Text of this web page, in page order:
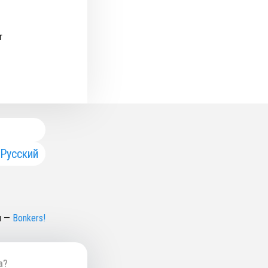
Русский
— Bonkers!